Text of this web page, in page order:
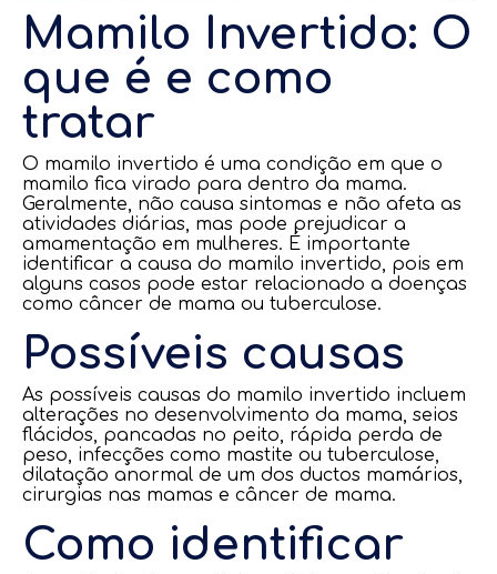
Mamilo Invertido: O
que é e como
tratar
O mamilo invertido é uma condição em que o
mamilo fica virado para dentro da mama.
Geralmente, não causa sintomas e não afeta as
atividades diárias, mas pode prejudicar a
amamentação em mulheres. É importante
identificar a causa do mamilo invertido, pois em
alguns casos pode estar relacionado a doenças
como câncer de mama ou tuberculose.
Possíveis causas
As possíveis causas do mamilo invertido incluem
alterações no desenvolvimento da mama, seios
flácidos, pancadas no peito, rápida perda de
peso, infecções como mastite ou tuberculose,
dilatação anormal de um dos ductos mamários,
cirurgias nas mamas e câncer de mama.
Como identificar